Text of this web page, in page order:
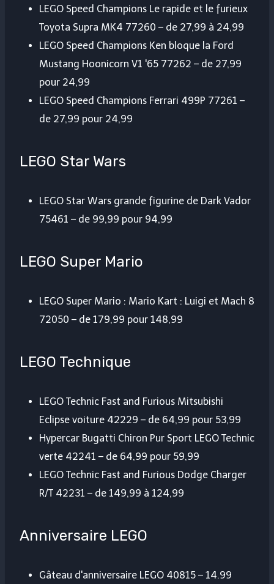
LEGO Speed ​​Champions Le rapide et le furieux
Toyota Supra MK4 77260 – de 27,99 à 24,99
LEGO Speed ​​​​Champions Ken bloque la Ford
Mustang Hoonicorn V1 '65 77262 – de 27,99
pour 24,99
LEGO Speed ​​​​Champions Ferrari 499P 77261 –
de 27,99 pour 24,99
LEGO Star Wars
LEGO Star Wars grande figurine de Dark Vador
75461 – de 99,99 pour 94,99
LEGO Super Mario
LEGO Super Mario : Mario Kart : Luigi et Mach 8
72050 – de 179,99 pour 148,99
LEGO Technique
LEGO Technic Fast and Furious Mitsubishi
Eclipse voiture 42229 – de 64,99 pour 53,99
Hypercar Bugatti Chiron Pur Sport LEGO Technic
verte 42241 – de 64,99 pour 59,99
LEGO Technic Fast and Furious Dodge Charger
R/T 42231 – de 149,99 à 124,99
Anniversaire LEGO
Gâteau d'anniversaire LEGO 40815 – 14.99